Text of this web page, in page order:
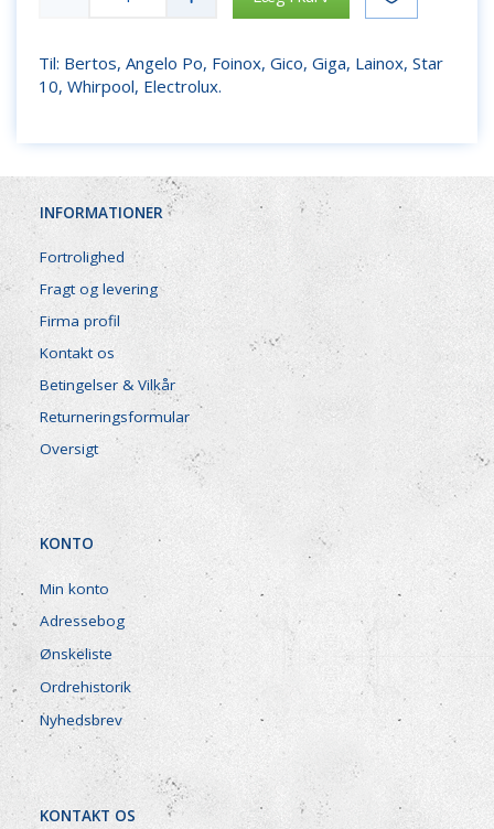
Til: Bertos, Angelo Po, Foinox, Gico, Giga, Lainox, Star
10, Whirpool, Electrolux.
INFORMATIONER
Fortrolighed
Fragt og levering
Firma profil
Kontakt os
Betingelser & Vilkår
Returneringsformular
Oversigt
KONTO
Min konto
Adressebog
Ønskeliste
Ordrehistorik
Nyhedsbrev
KONTAKT OS